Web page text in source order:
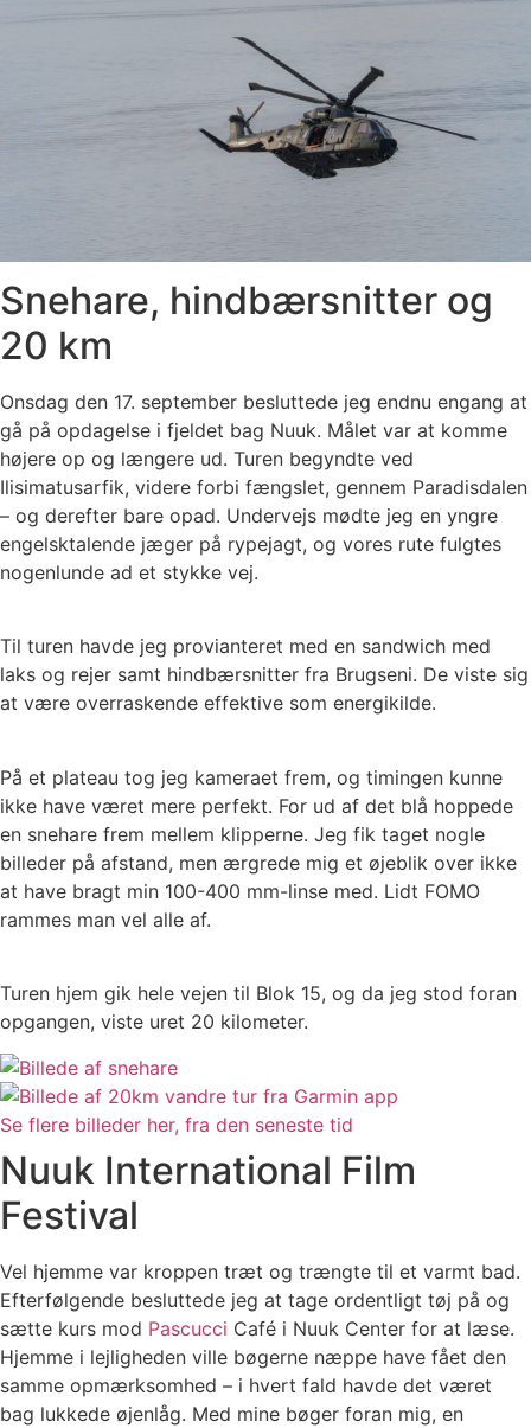
Snehare, hindbærsnitter og
20 km
Onsdag den 17. september besluttede jeg endnu engang at
gå på opdagelse i fjeldet bag Nuuk. Målet var at komme
højere op og længere ud. Turen begyndte ved
Ilisimatusarfik, videre forbi fængslet, gennem Paradisdalen
– og derefter bare opad. Undervejs mødte jeg en yngre
engelsktalende jæger på rypejagt, og vores rute fulgtes
nogenlunde ad et stykke vej.
Til turen havde jeg provianteret med en sandwich med
laks og rejer samt hindbærsnitter fra Brugseni. De viste sig
at være overraskende effektive som energikilde.
På et plateau tog jeg kameraet frem, og timingen kunne
ikke have været mere perfekt. For ud af det blå hoppede
en snehare frem mellem klipperne. Jeg fik taget nogle
billeder på afstand, men ærgrede mig et øjeblik over ikke
at have bragt min 100-400 mm-linse med. Lidt FOMO
rammes man vel alle af.
Turen hjem gik hele vejen til Blok 15, og da jeg stod foran
opgangen, viste uret 20 kilometer.
Se flere billeder her, fra den seneste tid
Nuuk International Film
Festival
Vel hjemme var kroppen træt og trængte til et varmt bad.
Efterfølgende besluttede jeg at tage ordentligt tøj på og
sætte kurs mod Pascucci Café i Nuuk Center for at læse.
Hjemme i lejligheden ville bøgerne næppe have fået den
samme opmærksomhed – i hvert fald havde det været
bag lukkede øjenlåg. Med mine bøger foran mig, en